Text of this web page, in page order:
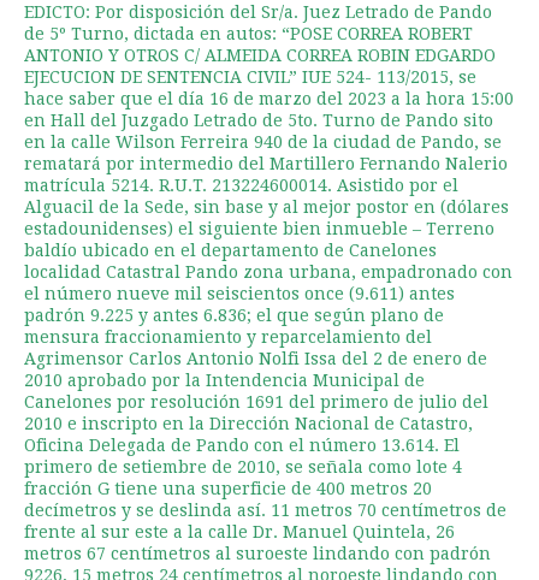
EDICTO: Por disposición del Sr/a. Juez Letrado de Pando
de 5º Turno, dictada en autos: “POSE CORREA ROBERT
ANTONIO Y OTROS C/ ALMEIDA CORREA ROBIN EDGARDO
EJECUCION DE SENTENCIA CIVIL” IUE 524- 113/2015, se
hace saber que el día 16 de marzo del 2023 a la hora 15:00
en Hall del Juzgado Letrado de 5to. Turno de Pando sito
en la calle Wilson Ferreira 940 de la ciudad de Pando, se
rematará por intermedio del Martillero Fernando Nalerio
matrícula 5214. R.U.T. 213224600014. Asistido por el
Alguacil de la Sede, sin base y al mejor postor en (dólares
estadounidenses) el siguiente bien inmueble – Terreno
baldío ubicado en el departamento de Canelones
localidad Catastral Pando zona urbana, empadronado con
el número nueve mil seiscientos once (9.611) antes
padrón 9.225 y antes 6.836; el que según plano de
mensura fraccionamiento y reparcelamiento del
Agrimensor Carlos Antonio Nolfi Issa del 2 de enero de
2010 aprobado por la Intendencia Municipal de
Canelones por resolución 1691 del primero de julio del
2010 e inscripto en la Dirección Nacional de Catastro,
Oficina Delegada de Pando con el número 13.614. El
primero de setiembre de 2010, se señala como lote 4
fracción G tiene una superficie de 400 metros 20
decímetros y se deslinda así. 11 metros 70 centímetros de
frente al sur este a la calle Dr. Manuel Quintela, 26
metros 67 centímetros al suroeste lindando con padrón
9226, 15 metros 24 centímetros al noroeste lindando con